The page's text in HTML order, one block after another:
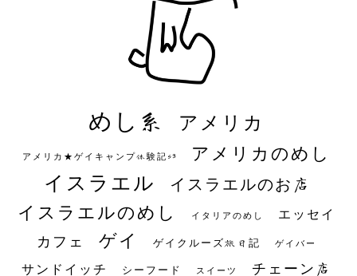
めし系 アメリカ
アメリカ★ゲイキャンプ体験記S3 アメリカのめし
イスラエル イスラエルのお店
イスラエルのめし イタリアのめし エッセイ
カフェ ゲイ ゲイクルーズ旅日記 ゲイバー
サンドイッチ シーフード スイーツ チェーン店